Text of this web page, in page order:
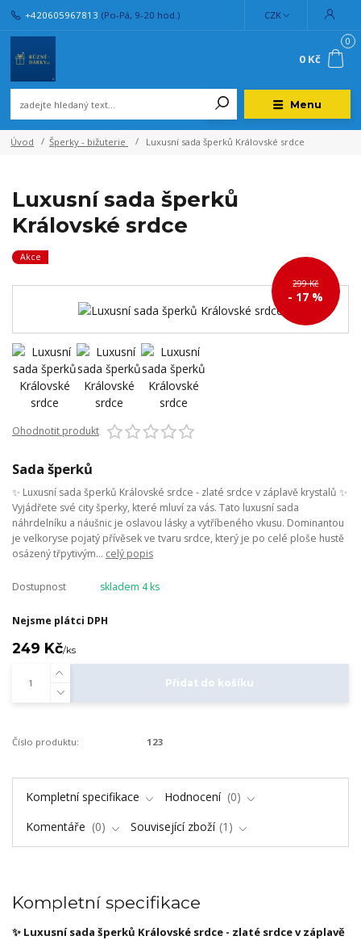
Menu
CZK
+420605967813 (Po-Pá, 9-20 hod.)
0
0 Kč
Úvod Šperky - bižuterie Luxusní sada šperků Královské srdce
Luxusní sada šperků
Královské srdce
Akce
299 Kč
- 17 %
Ohodnotit produkt
Sada šperků
✨ Luxusní sada šperků Královské srdce - zlaté srdce v záplavě krystalů ✨
Vyjádřete své city šperky, které mluví za vás. Tato luxusní sada
náhrdelníku a náušnic je oslavou lásky a vytříbeného vkusu. Dominantou
je velkoryse pojatý přívěsek ve tvaru srdce, který je po celé ploše hustě
osázený třpytivým... celý popis
Dostupnost skladem 4 ks
Nejsme plátci DPH
249 Kč/ks
Přidat do košíku
Číslo produktu: 123
Kompletní specifikace Hodnocení
0
Komentáře
0 Související zboží 1
Kompletní specifikace
✨ Luxusní sada šperků Královské srdce - zlaté srdce v záplavě